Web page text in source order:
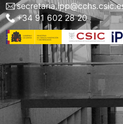
Skip
to
main
Menu
top
left
+34 91 602 28 20